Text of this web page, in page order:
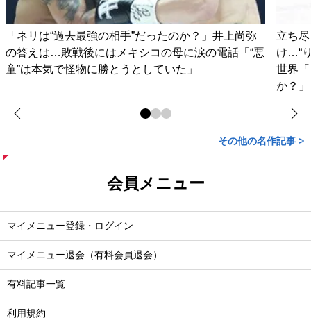
「ネリは“過去最強の相手”だったのか？」井上尚弥
の答えは…敗戦後にはメキシコの母に涙の電話「“悪
童”は本気で怪物に勝とうとしていた」
立ち
け…“
世界
か？」
その他の名作記事 >
会員メニュー
マイメニュー登録・ログイン
マイメニュー退会（有料会員退会）
有料記事一覧
利用規約